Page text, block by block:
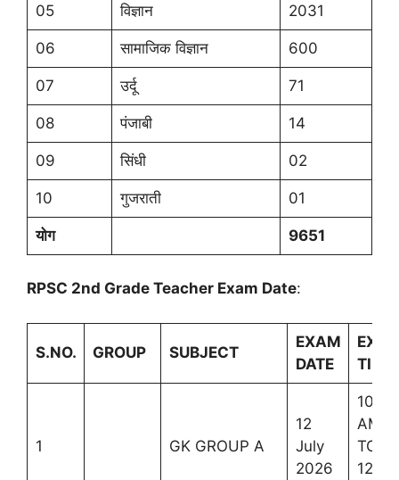
05 विज्ञान 2031
06 सामाजिक विज्ञान 600
07 उर्दू 71
08 पंजाबी 14
09 सिंधी 02
10 गुजराती 01
योग 9651
RPSC 2nd Grade Teacher Exam Date:
S.NO. GROUP SUBJECT
EXAM
DATE
TIME
1 GK GROUP A
12
July
2026
10:00
AM
TO
12:00